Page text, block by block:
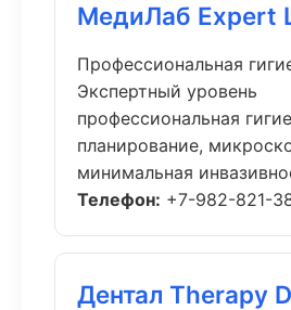
МедиЛаб Expert
Профессиональная
Экспертный уровень
профессиональная
планирование,
минимальная
Телефон: +7-982-821-
Дентал Therapy